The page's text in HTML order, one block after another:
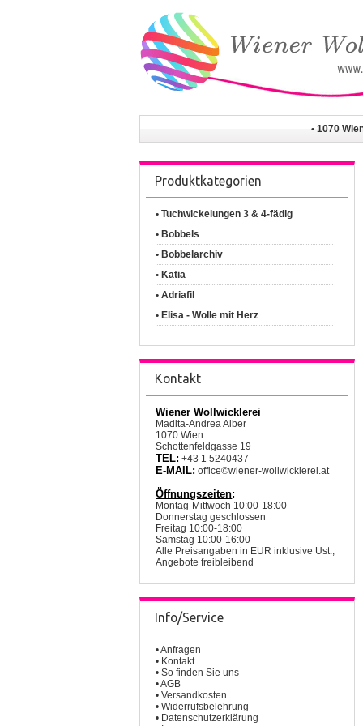
• 1070
Produktkategorien
• Tuchwickelungen 3 & 4-fädig
• Bobbels
• Bobbelarchiv
• Katia
• Adriafil
• Elisa - Wolle mit Herz
Kontakt
Wiener Wollwicklerei
Madita-Andrea Alber
1070 Wien
Schottenfeldgasse 19
TEL: +43 1 5240437
E-MAIL: office©wiener-wollwicklerei.at
Öffnungszeiten:
Montag-Mittwoch 10:00-18:00
Donnerstag geschlossen
Freitag 10:00-18:00
Samstag 10:00-16:00
Alle Preisangaben in EUR inklusive Ust.,
Angebote freibleibend
Info/Service
•Anfragen
• Kontakt
•So finden Sie uns
•AGB
•Versandkosten
•Widerrufsbelehrung
• Datenschutzerklärung